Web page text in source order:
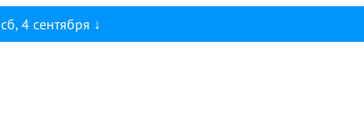
сб, 4 сентября